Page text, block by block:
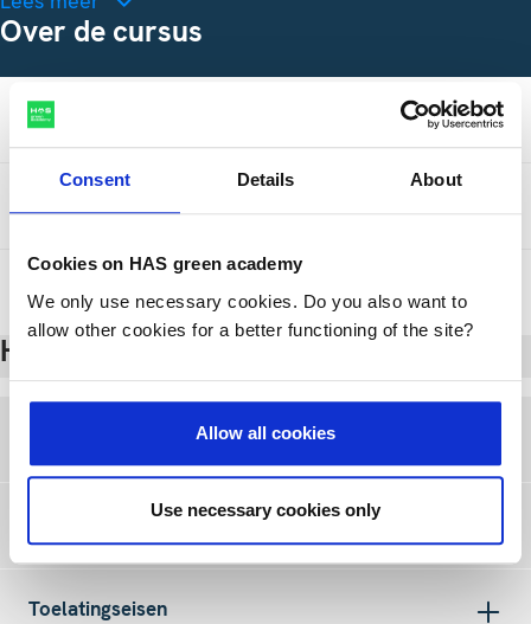
Consent Details About
Cookies on HAS green academy
We only use necessary cookies. Do you also want to
allow other cookies for a better functioning of the site?
Allow all cookies
Use necessary cookies only
Over de cursus
Inhoud van de cursus
Begeleiding
Handig om te weten
Start- en cursusdata
Afronding van de cursus
Toelatingseisen